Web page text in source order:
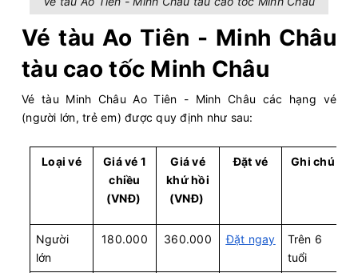
Vé tàu Ao Tiên - Minh Châu
tàu cao tốc Minh Châu
Vé tàu Minh Châu Ao Tiên - Minh Châu các hạng vé
(người lớn, trẻ em) được quy định như sau:
Loại vé
Giá vé 1
chiều
(VNĐ)
Giá vé
khứ hồi
(VNĐ)
Đặt vé Ghi chú
Người
lớn
180.000 360.000 Đặt ngay
Trên 6
tuổi